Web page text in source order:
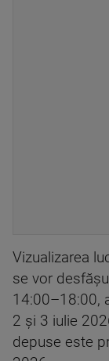
Vizualizarea
se vor
14:00–18:00,
2 și 3 iulie
depuse este